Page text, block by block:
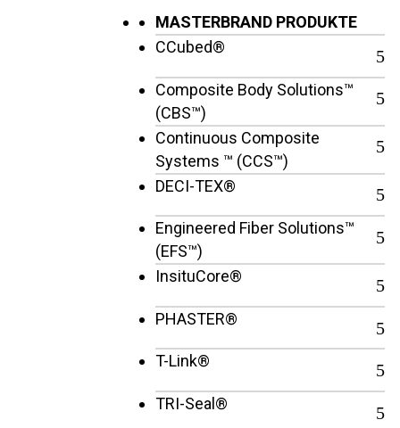
MASTERBRAND PRODUKTE
CCubed®
Composite Body Solutions™
(CBS™)
Continuous Composite
Systems ™ (CCS™)
DECI-TEX®
Engineered Fiber Solutions™
(EFS™)
InsituCore®
PHASTER®
T-Link®
TRI-Seal®